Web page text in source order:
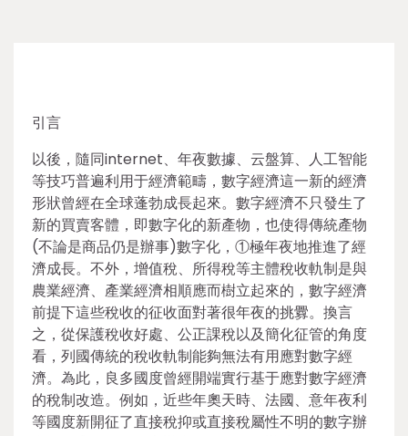
引言
以後，隨同internet、年夜數據、云盤算、人工智能
等技巧普遍利用于經濟範疇，數字經濟這一新的經濟
形狀曾經在全球蓬勃成長起來。數字經濟不只發生了
新的買賣客體，即數字化的新產物，也使得傳統產物
(不論是商品仍是辦事)數字化，①極年夜地推進了經
濟成長。不外，增值稅、所得稅等主體稅收軌制是與
農業經濟、產業經濟相順應而樹立起來的，數字經濟
前提下這些稅收的征收面對著很年夜的挑釁。換言
之，從保護稅收好處、公正課稅以及簡化征管的角度
看，列國傳統的稅收軌制能夠無法有用應對數字經
濟。為此，良多國度曾經開端實行基于應對數字經濟
的稅制改造。例如，近些年奧天時、法國、意年夜利
等國度新開征了直接稅抑或直接稅屬性不明的數字辦